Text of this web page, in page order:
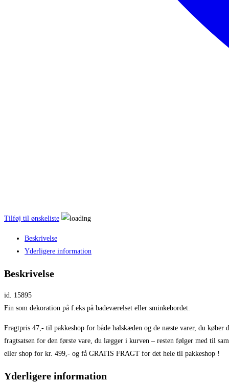
Tilføj til ønskeliste
Beskrivelse
Yderligere information
Beskrivelse
id. 15895
Fin som dekoration på f.eks på badeværelset eller sminkebordet.
Fragtpris 47,- til pakkeshop for både halskæden og de næste varer, du køber
fragtsatsen for den første vare, du lægger i kurven – resten følger med til
eller shop for kr. 499,- og få GRATIS FRAGT for det hele til pakkeshop !
Yderligere information